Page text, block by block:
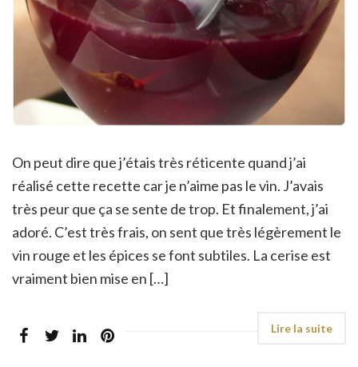
On peut dire que j’étais très réticente quand j’ai
réalisé cette recette car je n’aime pas le vin. J’avais
très peur que ça se sente de trop. Et finalement, j’ai
adoré. C’est très frais, on sent que très légèrement le
vin rouge et les épices se font subtiles. La cerise est
vraiment bien mise en […]